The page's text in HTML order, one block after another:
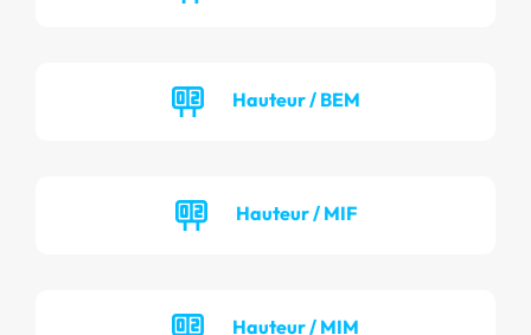
Hauteur / BEM
Hauteur / MIF
Hauteur / MIM